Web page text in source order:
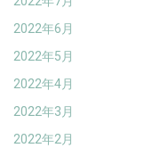
2022年6月
2022年5月
2022年4月
2022年3月
2022年2月